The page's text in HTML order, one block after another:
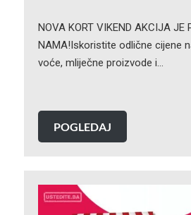
NOVA KORT VIKEND AKCIJA JE
NAMA!Iskoristite odlične cijene
voće, mliječne proizvode i…
POGLEDAJ